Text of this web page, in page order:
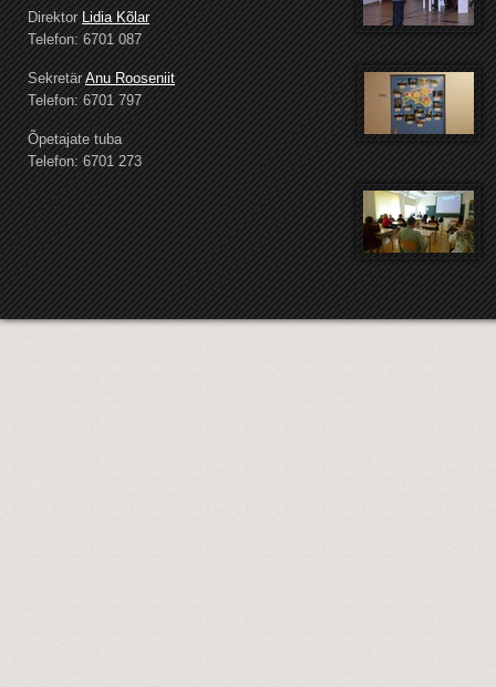
DirektorLidia Kõlar
Telefon: 6701 087
SekretärAnu Rooseniit
Telefon: 6701 797
Õpetajate tuba
Telefon: 6701 273